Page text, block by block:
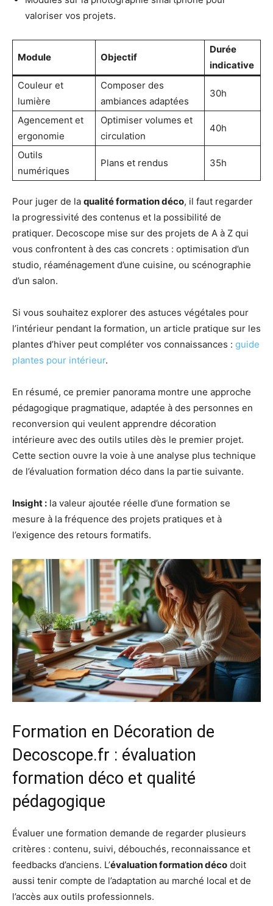
valoriser vos projets.
Module Objectif
Durée
indicative
Couleur et
lumière
Composer des
ambiances adaptées
30h
Agencement et
ergonomie
Optimiser volumes et
circulation
40h
Outils
numériques
Plans et rendus 35h
Pour juger de la qualité formation déco, il faut regarder
la progressivité des contenus et la possibilité de
pratiquer. Decoscope mise sur des projets de A à Z qui
vous confrontent à des cas concrets : optimisation d’un
studio, réaménagement d’une cuisine, ou scénographie
d’un salon.
Si vous souhaitez explorer des astuces végétales pour
l’intérieur pendant la formation, un article pratique sur les
plantes d’hiver peut compléter vos connaissances : guide
plantes pour intérieur.
En résumé, ce premier panorama montre une approche
pédagogique pragmatique, adaptée à des personnes en
reconversion qui veulent apprendre décoration
intérieure avec des outils utiles dès le premier projet.
Cette section ouvre la voie à une analyse plus technique
de l’évaluation formation déco dans la partie suivante.
Insight : la valeur ajoutée réelle d’une formation se
mesure à la fréquence des projets pratiques et à
l’exigence des retours formatifs.
Formation en Décoration de
Decoscope.fr : évaluation
formation déco et qualité
pédagogique
Évaluer une formation demande de regarder plusieurs
critères : contenu, suivi, débouchés, reconnaissance et
feedbacks d’anciens. L’évaluation formation déco doit
aussi tenir compte de l’adaptation au marché local et de
l’accès aux outils professionnels.